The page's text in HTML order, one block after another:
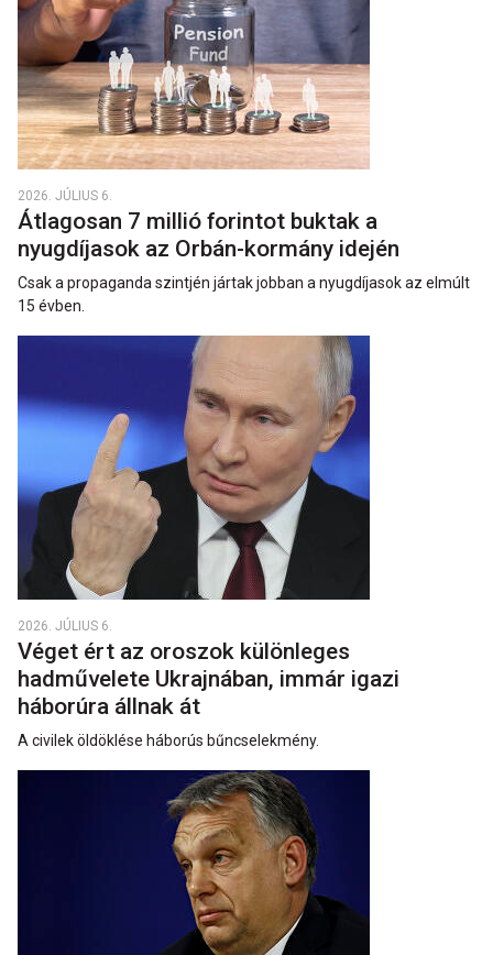
2026. JÚLIUS 6.
Átlagosan 7 millió forintot buktak a
nyugdíjasok az Orbán-kormány idején
Csak a propaganda szintjén jártak jobban a nyugdíjasok az elmúlt
15 évben.
2026. JÚLIUS 6.
Véget ért az oroszok különleges
hadművelete Ukrajnában, immár igazi
háborúra állnak át
A civilek öldöklése háborús bűncselekmény.